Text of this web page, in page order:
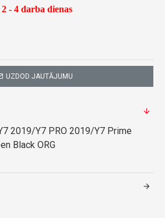
- 4 darba dienas
UZDOD JAUTĀJUMU
2019/Y7 PRO 2019/Y7 Prime
Black ORG